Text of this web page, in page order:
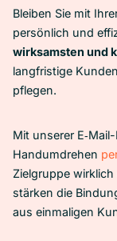
Bleiben Sie mit
persönlich und
wirksamsten und
langfristige
pflegen.
Mit unserer
Handumdrehen
Zielgruppe wirklich
stärken die
aus einmaligen